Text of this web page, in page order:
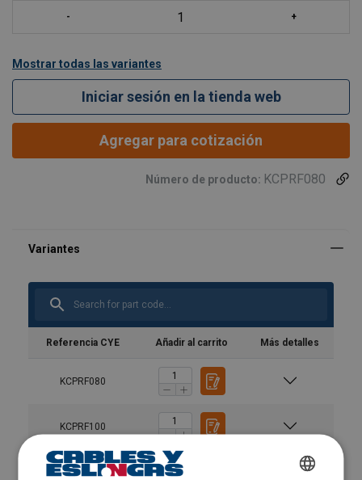
Mostrar todas las variantes
Iniciar sesión en la tienda web
Agregar para cotización
Número de producto: KCPRF080
Referencia CYE Añadir al carrito Más detalles
KCPRF080
KCPRF100
KCPRF120